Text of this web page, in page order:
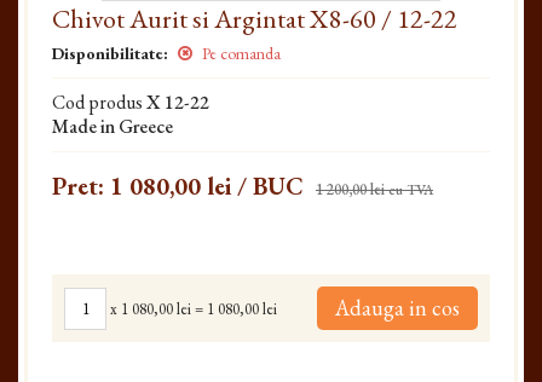
Chivot Aurit si Argintat X8-60 / 12-22
Disponibilitate: Pe comanda
Cod produsX 12-22
Made in Greece
Pret: 1 080,00 lei/ BUC 1 200,00 leicu TVA
x 1 080,00 lei= 1 080,00 lei Adauga in cos